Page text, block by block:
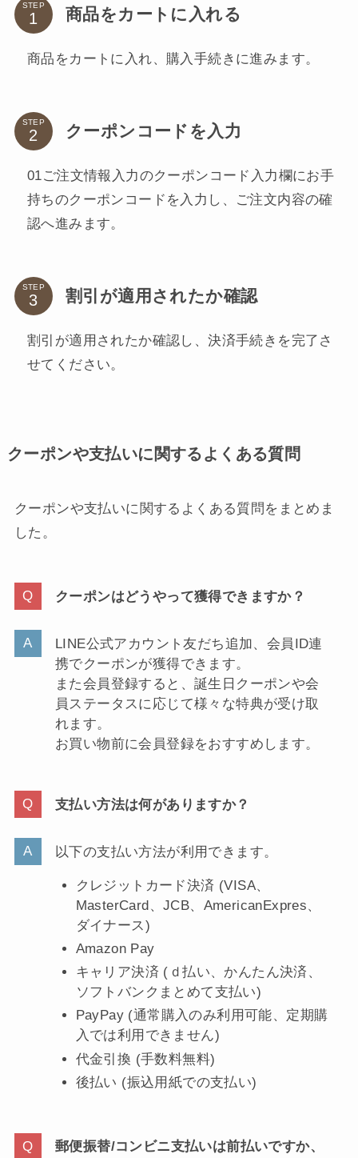
STEP 商品をカートに入れる
商品をカートに入れ、購入手続きに進みます。
STEP クーポンコードを入力
01ご注文情報入力のクーポンコード入力欄にお手
持ちのクーポンコードを入力し、ご注文内容の確
認へ進みます。
STEP 割引が適用されたか確認
割引が適用されたか確認し、決済手続きを完了さ
せてください。
クーポンや支払いに関するよくある質問
クーポンや支払いに関するよくある質問をまとめま
した。
クーポンはどうやって獲得できますか？
LINE公式アカウント友だち追加、会員ID連
携でクーポンが獲得できます。
また会員登録すると、誕生日クーポンや会
員ステータスに応じて様々な特典が受け取
れます。
お買い物前に会員登録をおすすめします。
支払い方法は何がありますか？
以下の支払い方法が利用できます。
クレジットカード決済 (VISA、
MasterCard、JCB、AmericanExpres、
ダイナース)
Amazon Pay
キャリア決済 (ｄ払い、かんたん決済、
ソフトバンクまとめて支払い)
PayPay (通常購入のみ利用可能、定期購
入では利用できません)
代金引換 (手数料無料)
後払い (振込用紙での支払い)
郵便振替/コンビニ支払いは前払いですか、